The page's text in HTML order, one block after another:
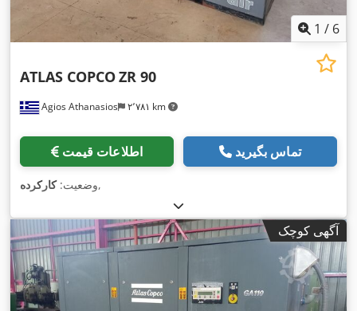
1 / 6
Agios Athanasios ۲٬۷۸۱ km
ATLAS COPCOZR 90
اطلاعات قیمت تماس بگیرید
وضعیت:کارکرده ,
آگهی کوچک